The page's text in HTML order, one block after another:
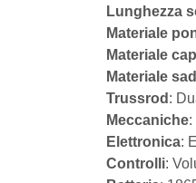
Lunghezza
Materiale
Materiale
Materiale
Trussrod :
Meccaniche:
Elettronica:
Controlli: